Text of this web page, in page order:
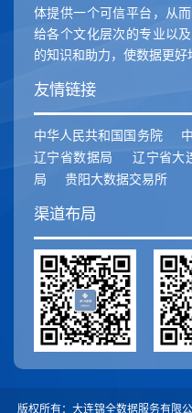
体提供一个可信平台，从
给各个文化层次的专业以
的知识和助力，使数据更
友情链接
中华人民共和国国务院
辽宁省数据局
辽宁省大
局
贵阳大数据交易所
渠道布局
版权所有：大连锦全数据服务有限